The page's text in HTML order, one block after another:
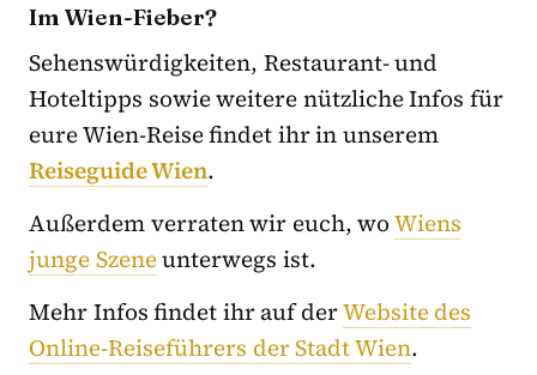
Im Wien-Fieber?
Sehenswürdigkeiten, Restaurant- und
Hoteltipps sowie weitere nützliche Infos für
eure Wien-Reise findet ihr in unserem
Reiseguide Wien.
Außerdem verraten wir euch, woWiens
junge Szeneunterwegs ist.
Mehr Infos findet ihr auf derWebsite des
Online-Reiseführers der Stadt Wien.